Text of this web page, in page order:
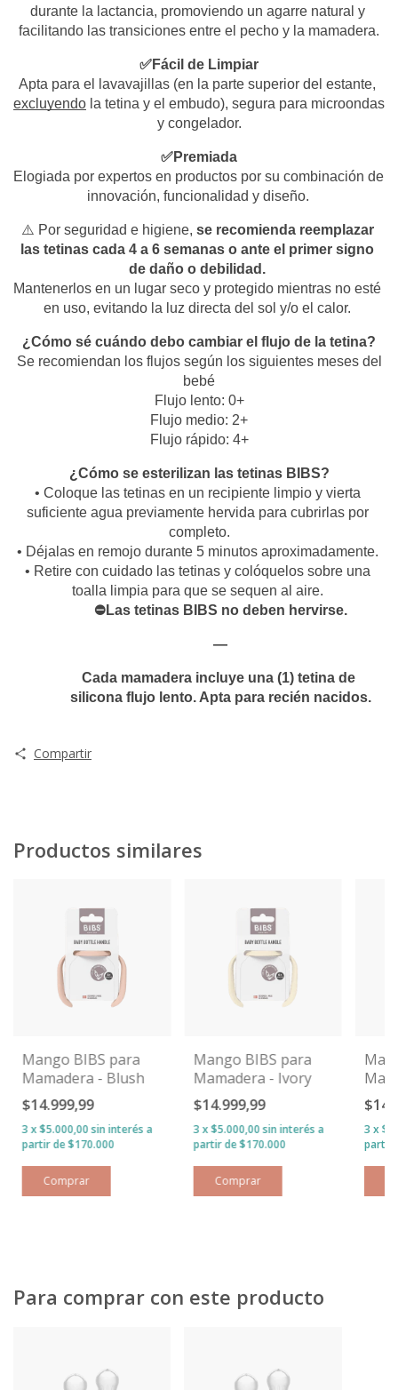
durante la lactancia, promoviendo un agarre natural y
facilitando las transiciones entre el pecho y la mamadera.
✅Fácil de Limpiar
excluyendo la tetina y el embudo), segura para microondas
y congelador.
✅Premiada
Elogiada por expertos en productos por su combinación de
innovación, funcionalidad y diseño.
⚠️ Por seguridad e higiene, se recomienda reemplazar
las tetinas cada 4 a 6 semanas o ante el primer signo
de daño o debilidad.
Mantenerlos en un lugar seco y protegido mientras no esté
en uso, evitando la luz directa del sol y/o el calor.
¿Cómo sé cuándo debo cambiar el flujo de la tetina?
Se recomiendan los flujos según los siguientes meses del
bebé
Flujo lento: 0+
Flujo medio: 2+
Flujo rápido: 4+
¿Cómo se esterilizan las tetinas BIBS?
• Coloque las tetinas en un recipiente limpio y vierta
suficiente agua previamente hervida para cubrirlas por
completo.
• Déjalas en remojo durante 5 minutos aproximadamente.
• Retire con cuidado las tetinas y colóquelos sobre una
toalla limpia para que se sequen al aire.
⛔Las tetinas BIBS no deben hervirse.
—
Cada mamadera incluye una (1) tetina de
silicona flujo lento. Apta para recién nacidos.
Compartir
Productos similares
Mango BIBS para
Mamadera - Blush
$14.999,99
3 x$5.000,00 sin interés
Mango BIBS para
Mamadera - Ivory
$14.999,99
3 x$5.000,00 sin interés 3 x
Para comprar con este producto